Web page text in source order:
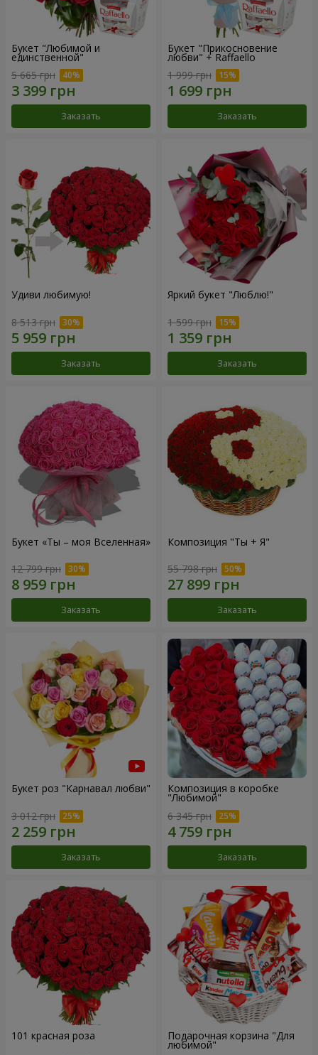
Букет "Любимой и
единственной"
5 665 грн
Заказать
Букет "Прикосновение
любви" + Raffaello
1 999 грн
Заказать
Удиви любимую!
8 513 грн
Заказать
Яркий букет "Люблю!"
1 599 грн
Заказать
Букет «Ты – моя Вселенная»
12 799 грн
Заказать
Композиция "Ты + Я"
55 798 грн
Заказать
Букет роз "Карнавал любви"
3 012 грн
Заказать
Композиция в коробке
"Любимой"
6 345 грн
Заказать
101 красная роза Подарочная корзина "Для
любимой"